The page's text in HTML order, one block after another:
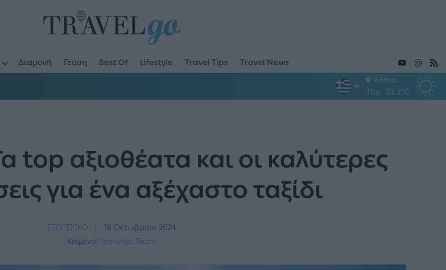
Διαμονή Γεύση Best Of Lifestyle Travel Tips Travel News
Αθήνα
Thu
33.1°C
top αξιοθέατα και οι καλύτερες
για ένα αξέχαστο ταξίδι
ΕΞΩΤΕΡΙΚΟ
18 Οκτωβρίου 2024
Κείμενο: Travelgo Team